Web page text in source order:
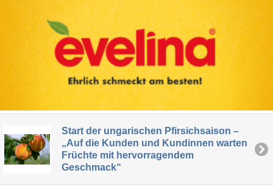
Start der ungarischen Pfirsichsaison –
„Auf die Kunden und Kundinnen warten
Früchte mit hervorragendem
Geschmack“